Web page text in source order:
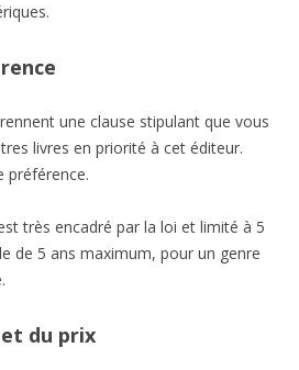
une clause stipulant que vous
livres en priorité à cet éditeur.
préférence.
très encadré par la loi et limité à 5
de 5 ans maximum, pour un genre
du prix